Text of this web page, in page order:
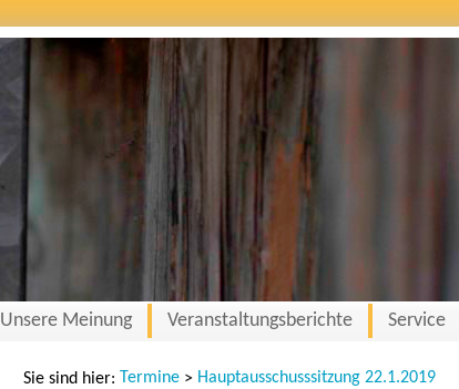
Unsere Meinung Veranstaltungsberichte Service
Sie sind hier: Termine > Hauptausschusssitzung 22.1.2019